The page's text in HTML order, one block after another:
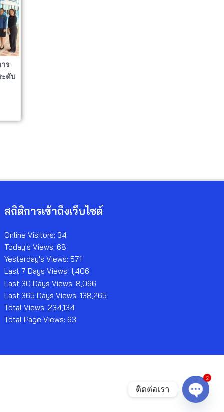
ร
ะดับ
สถิติการเข้าถึงเว็บไซต์
Online Visitors: 34
Today's Views:68
Yesterday's Views:571
Last 7 Days Views:1,406
Last 30 Days Views: 8,066
Last 365 Days Views:138,265
Total Views:234,134
Total Page Views:63
ติดต่อเรา
Open
2